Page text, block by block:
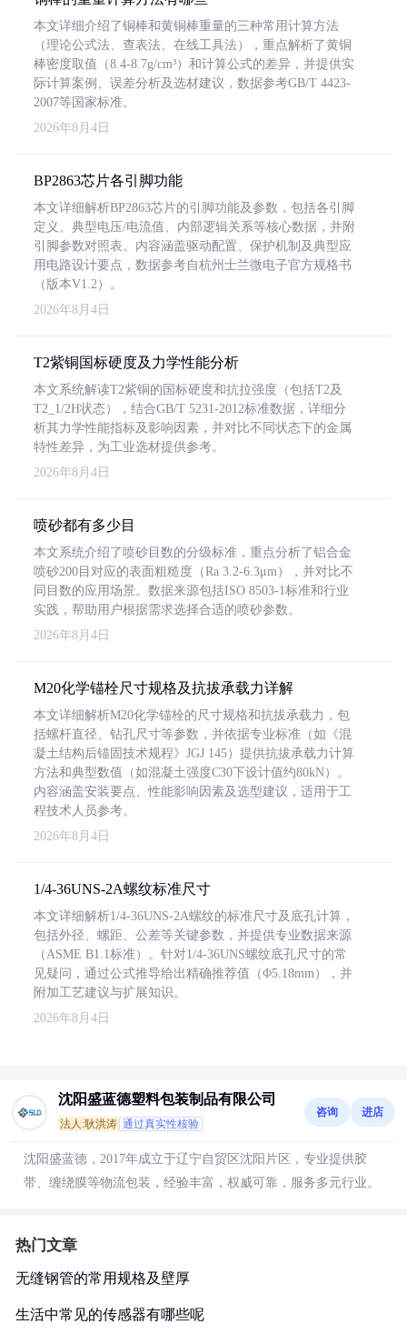
本文详细介绍了铜棒和黄铜棒重量的三种常用计算方法
（理论公式法、查表法、在线工具法），重点解析了黄铜
棒密度取值（8.4-8.7g/cm³）和计算公式的差异，并提供实
际计算案例、误差分析及选材建议，数据参考GB/T 4423-
2007等国家标准。
2026年8月4日
BP2863芯片各引脚功能
本文详细解析BP2863芯片的引脚功能及参数，包括各引脚
定义、典型电压/电流值、内部逻辑关系等核心数据，并附
引脚参数对照表。内容涵盖驱动配置、保护机制及典型应
用电路设计要点，数据参考自杭州士兰微电子官方规格书
（版本V1.2）。
2026年8月4日
T2紫铜国标硬度及力学性能分析
本文系统解读T2紫铜的国标硬度和抗拉强度（包括T2及
T2_1/2H状态），结合GB/T 5231-2012标准数据，详细分
析其力学性能指标及影响因素，并对比不同状态下的金属
特性差异，为工业选材提供参考。
2026年8月4日
喷砂都有多少目
本文系统介绍了喷砂目数的分级标准，重点分析了铝合金
喷砂200目对应的表面粗糙度（Ra 3.2-6.3μm），并对比不
同目数的应用场景。数据来源包括ISO 8503-1标准和行业
实践，帮助用户根据需求选择合适的喷砂参数。
2026年8月4日
M20化学锚栓尺寸规格及抗拔承载力详解
本文详细解析M20化学锚栓的尺寸规格和抗拔承载力，包
括螺杆直径、钻孔尺寸等参数，并依据专业标准（如《混
凝土结构后锚固技术规程》JGJ 145）提供抗拔承载力计算
方法和典型数值（如混凝土强度C30下设计值约80kN）。
内容涵盖安装要点、性能影响因素及选型建议，适用于工
程技术人员参考。
2026年8月4日
1/4-36UNS-2A螺纹标准尺寸
本文详细解析1/4-36UNS-2A螺纹的标准尺寸及底孔计算，
包括外径、螺距、公差等关键参数，并提供专业数据来源
（ASME B1.1标准）。针对1/4-36UNS螺纹底孔尺寸的常
见疑问，通过公式推导给出精确推荐值（Φ5.18mm），并
附加工艺建议与扩展知识。
2026年8月4日
沈阳盛蓝德塑料包装制品有限公司
法人:耿洪涛 通过真实性核验
咨询 进店
沈阳盛蓝德，2017年成立于辽宁自贸区沈阳片区，专业提供胶
带、缠绕膜等物流包装，经验丰富，权威可靠，服务多元行业。
热门文章
无缝钢管的常用规格及壁厚
生活中常见的传感器有哪些呢